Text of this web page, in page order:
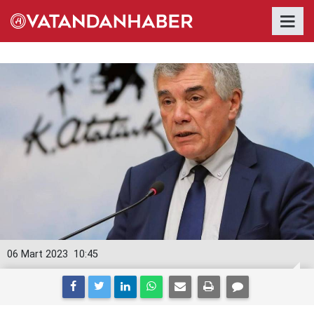
10:45
06 Mart 2023